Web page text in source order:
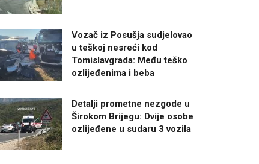
Vozač iz Posušja sudjelovao
u teškoj nesreći kod
Tomislavgrada: Među teško
ozlijeđenima i beba
Detalji prometne nezgode u
Širokom Brijegu: Dvije osobe
ozlijeđene u sudaru 3 vozila